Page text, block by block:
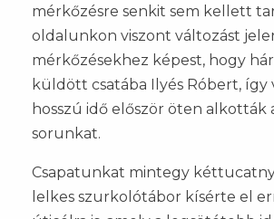
mérkőzésre senkit sem kellett
oldalunkon viszont változást
mérkőzésekhez képest, hogy
küldött csatába Ilyés Róbert, így
hosszú idő először öten alkották
sorunkat.
Csapatunkat mintegy
lelkes szurkolótábor kísérte el